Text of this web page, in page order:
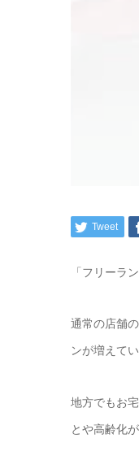
Tweet
「フリーラ
通常の店舗
ンが増えて
地方でもお
とや高齢化